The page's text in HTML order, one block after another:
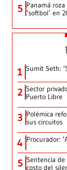
5 Panamá
‘softbol’ en
1 Sumit Seth:
2 Sector
Puerto Libre
3 Polémica
sus circuitos
4 Procurador:
5 Sentencia
costo del